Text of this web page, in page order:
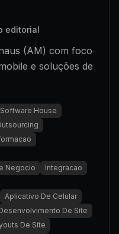
editorial
(AM) com foco
e soluções de
Software House
Negocio
Integracao
Aplicativo De Celular
De Site
De Site